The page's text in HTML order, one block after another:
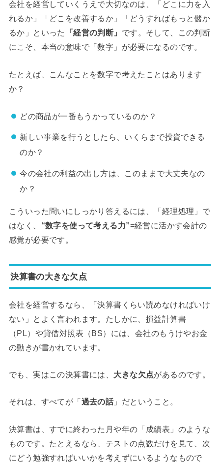
会社を経営していくうえで大切なのは、「どこに力を入
れるか」「どこを改善するか」「どうすればもっと儲か
るか」といった
「経営の判断」 です。そして、この判断
にこそ、本当の意味で「数字」が必要になるのです。
たとえば、こんなことを数字で考えたことはあります
か？
どの商品が一番もうかっているのか？
新しい事業を行うとしたら、いくらまで投資できる
のか？
今の会社の利益の出し方は、このままで大丈夫なの
か？
こういった問いにしっかり答えるには、「経理処理」で
はなく、 “数字を使って考える力”=経営に活かす会計の
感覚が必要です。
決算書の大きな欠点
会社を経営するなら、「決算書くらい読めなければいけ
ない」とよく言われます。たしかに、損益計算書
（PL）や貸借対照表（BS）には、会社のもうけやお金
の動きが書かれています。
でも、実はこの決算書には、 大きな欠点があるのです。
それは、すべてが「 過去の話」だということ。
決算書は、すでに終わった月や年の「成績表」のような
ものです。たとえるなら、テストの点数だけを見て、次
にどう勉強すればいいかを考えずにいるようなもので